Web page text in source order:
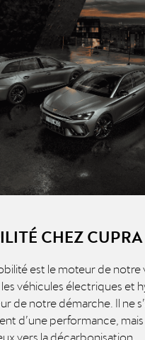
CHEZ CUPRA
est le moteur de notre
les véhicules électriques et
de notre démarche. Il ne
d’une performance, mais
vers la décarbonisation.